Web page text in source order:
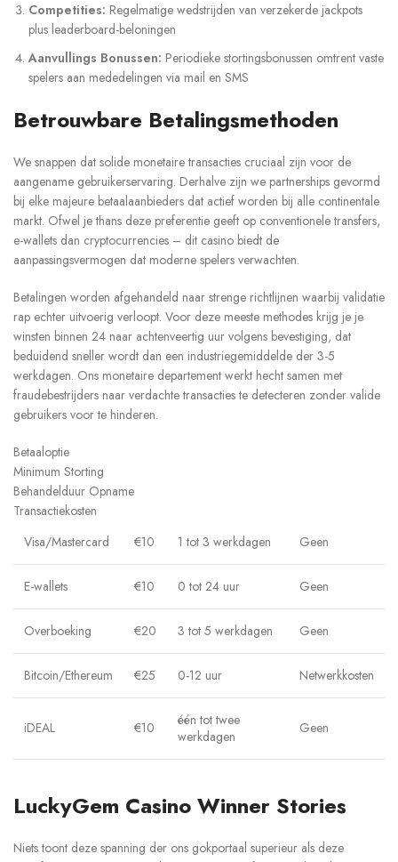
Competities: Regelmatige wedstrijden van verzekerde jackpots
plus leaderboard-beloningen
Aanvullings Bonussen: Periodieke stortingsbonussen omtrent vaste
spelers aan mededelingen via mail en SMS
Betrouwbare Betalingsmethoden
We snappen dat solide monetaire transacties cruciaal zijn voor de
aangename gebruikerservaring. Derhalve zijn we partnerships gevormd
bij elke majeure betaalaanbieders dat actief worden bij alle continentale
markt. Ofwel je thans deze preferentie geeft op conventionele transfers,
e-wallets dan cryptocurrencies – dit casino biedt de
aanpassingsvermogen dat moderne spelers verwachten.
Betalingen worden afgehandeld naar strenge richtlijnen waarbij validatie
rap echter uitvoerig verloopt. Voor deze meeste methodes krijg je je
winsten binnen 24 naar achtenveertig uur volgens bevestiging, dat
beduidend sneller wordt dan een industriegemiddelde der 3-5
werkdagen. Ons monetaire departement werkt hecht samen met
fraudebestrijders naar verdachte transacties te detecteren zonder valide
gebruikers voor te hinderen.
Betaaloptie
Minimum Storting
Behandelduur Opname
Transactiekosten
Visa/Mastercard
€10 1 tot 3 werkdagen Geen
E-wallets €10 0 tot 24 uur Geen
Overboeking €20 3 tot 5 werkdagen Geen
Bitcoin/Ethereum €25 0-12 uur Netwerkkosten
iDEAL €10
één tot twee
werkdagen
Geen
LuckyGem Casino Winner Stories
Niets toont deze spanning der ons gokportaal superieur als deze